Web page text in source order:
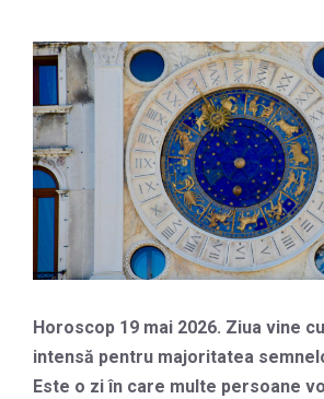
Horoscop 19 mai 2026. Ziua vine
intensă pentru majoritatea
Este o zi în care multe persoane